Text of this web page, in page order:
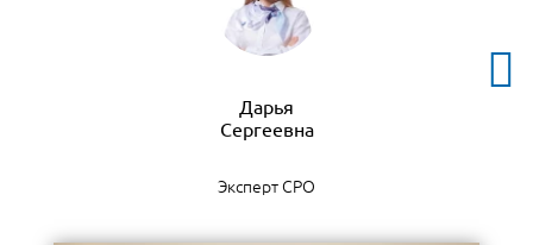
Дарья
Сергеевна
Эксперт СРО